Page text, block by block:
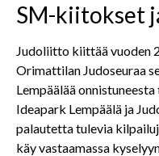
SM-kiitokset
Judoliitto kiittää vuoden
Orimattilan Judoseuraa
Lempäälää
Ideapark Lempäälä ja
palautetta tulevia
käy vastaamassa